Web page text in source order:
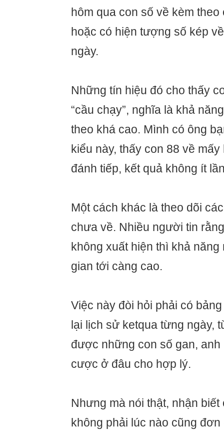
hôm qua con số về kèm
hoặc có hiện tượng số kép
ngày.
Những tín hiệu đó cho thấy
“cầu chạy”, nghĩa là khả
theo khá cao. Mình có ông
kiểu này, thấy con 88 về
đánh tiếp, kết quả không ít
Một cách khác là theo dõi
chưa về. Nhiều người tin
không xuất hiện thì khả
gian tới càng cao.
Việc này đòi hỏi phải có
lại lịch sử ketqua từng ngày,
được những con số gan, anh
cược ở đâu cho hợp lý.
Nhưng mà nói thật, nhận biết
không phải lúc nào cũng